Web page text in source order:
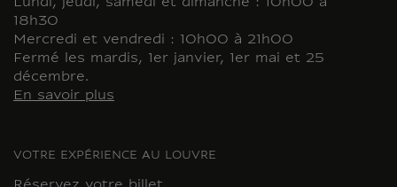
Lundi, jeudi, samedi et dimanche : 10h00 à
18h30
Mercredi et vendredi : 10h00 à 21h00
Fermé les mardis, 1er janvier, 1er mai et 25
décembre.
En savoir plus
VOTRE EXPÉRIENCE AU LOUVRE